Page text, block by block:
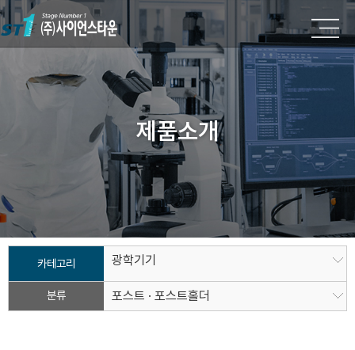
제품소개
카테고리 광학기기
분류 포스트 · 포스트홀더